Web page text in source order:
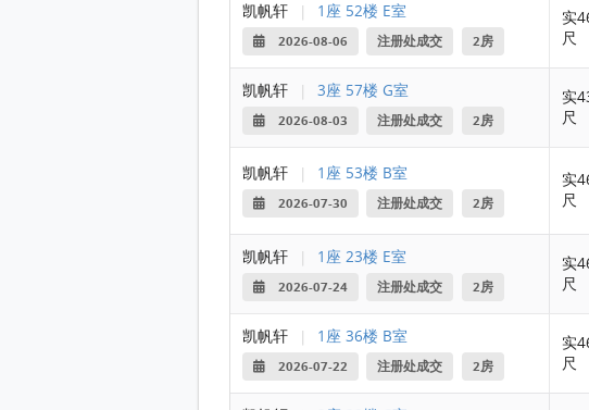
凯帆轩 | 1座 52楼 E室
2026-08-06 注册处成交 2房
实
尺
凯帆轩 | 3座 57楼 G室
2026-08-03 注册处成交 2房
实
尺
凯帆轩 | 1座 53楼 B室
2026-07-30 注册处成交 2房
实
尺
凯帆轩 | 1座 23楼 E室
2026-07-24 注册处成交 2房
实
尺
凯帆轩 | 1座 36楼 B室
2026-07-22 注册处成交 2房
实
尺